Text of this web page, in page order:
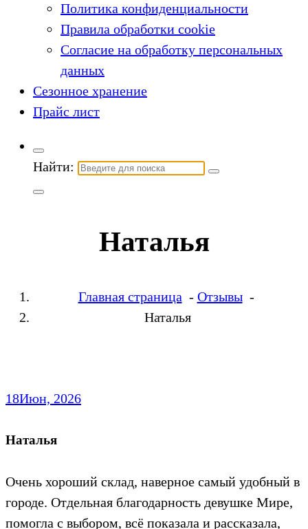
Политика конфиденциальности
Правила обработки cookie
Согласие на обработку персональных
данных
Сезонное хранение
Прайс лист
Найти:
Наталья
Главная страница - Отзывы-
Наталья
18Июн, 2026
Наталья
Очень хороший склад, наверное самый удобный в
городе. Отдельная благодарность девушке Мире,
помогла с выбором, всё показала и рассказала,